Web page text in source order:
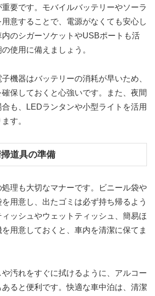
要です。モバイルバッテリーやソーラ
意することで、電源がなくても安心し
のシガーソケットやUSBポートも活
使用に備えましょう。
機器はバッテリーの消耗が早いため、
保しておくと心強いです。また、夜間
も、LEDランタンや小型ライトを活用
す。
道具の準備
理も大切なマナーです。ビニール袋や
用意し、出たゴミは必ず持ち帰るよう
ッシュやウェットティッシュ、簡易ほ
用意しておくと、車内を清潔に保てま
や汚れをすぐに拭けるように、アルコー
ると便利です。快適な車中泊は、清潔